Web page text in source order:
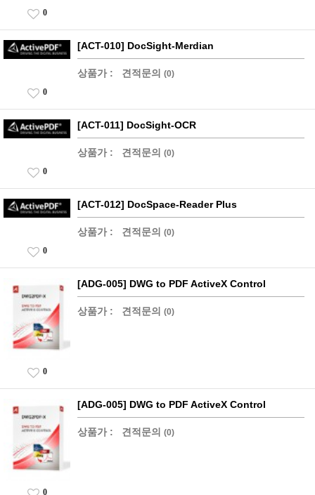
0
[ACT-010] DocSight-Merdian
상품가 : 견적문의 (0)
0
[ACT-011] DocSight-OCR
상품가 : 견적문의 (0)
0
[ACT-012] DocSpace-Reader Plus
상품가 : 견적문의 (0)
0
[ADG-005] DWG to PDF ActiveX Control
상품가 : 견적문의 (0)
0
[ADG-005] DWG to PDF ActiveX Control
상품가 : 견적문의 (0)
0